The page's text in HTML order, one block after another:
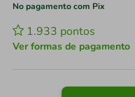
No pagamento com Pix
1.933 pontos
Ver formas de pagamento